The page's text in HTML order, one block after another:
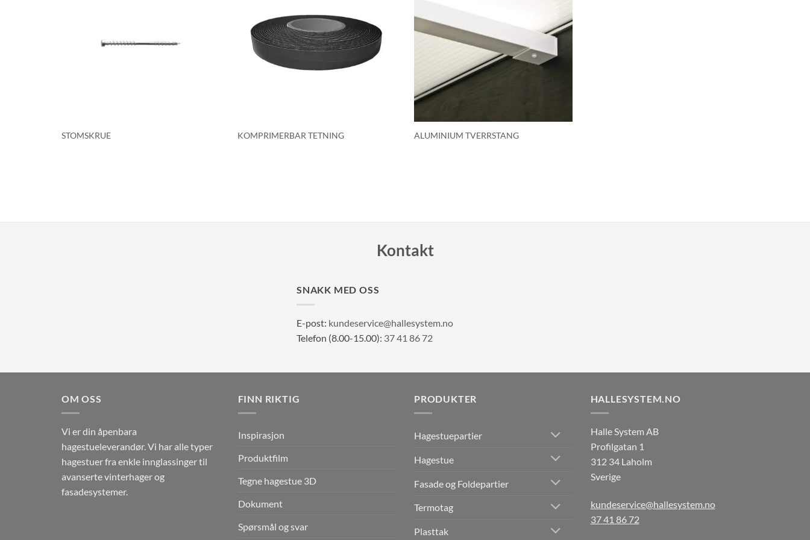
STOMSKRUE KOMPRIMERBAR TETNING ALUMINIUM TVERRSTANG
Kontakt
SNAKK MED OSS
E-post: kundeservice@hallesystem.no
Telefon (8.00-15.00): 37 41 86 72
OM OSS
Vi er din åpenbara
hagestueleverandør. Vi har alle typer
hagestuer fra enkle innglassinger til
avanserte vinterhager og
fasadesystemer.
FINN RIKTIG
Inspirasjon
Produktfilm
Tegne hagestue 3D
Dokument
Spørsmål og svar
PRODUKTER
Hagestuepartier
Hagestue
Fasade og Foldepartier
Termotag
Plasttak
HALLESYSTEM.NO
Halle System AB
Profilgatan 1
312 34 Laholm
Sverige
kundeservice@hallesystem.no
37 41 86 72